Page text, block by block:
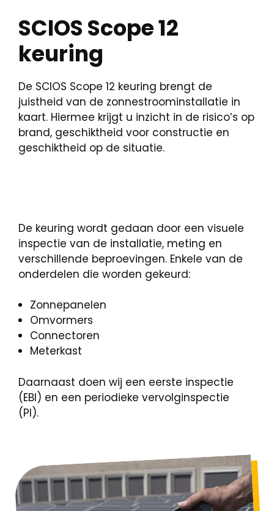
SCIOS Scope 12
keuring
De SCIOS Scope 12 keuring brengt de
juistheid van de zonnestroominstallatie in
kaart. Hiermee krijgt u inzicht in de risico’s op
brand, geschiktheid voor constructie en
geschiktheid op de situatie.
De keuring wordt gedaan door een visuele
inspectie van de installatie, meting en
verschillende beproevingen. Enkele van de
onderdelen die worden gekeurd:
Zonnepanelen
Omvormers
Connectoren
Meterkast
Daarnaast doen wij een eerste inspectie
(EBI) en een periodieke vervolginspectie
(PI).